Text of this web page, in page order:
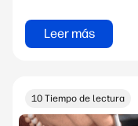
Leer más
10 Tiempo de lectura